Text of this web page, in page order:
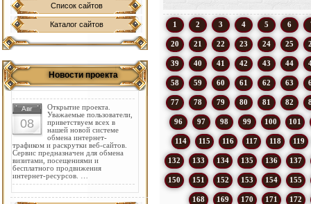
Список сайтов
Каталог сайтов
Новости проекта
Авг
08
Открытие проекта.
Уважаемые пользователи,
приветствуем всех в
нашей новой системе
обмена интернет-
трафиком и раскрутки веб-сайтов.
Сервис предназначен для обмена
визитами, посещениями и
бесплатного продвижения
интернет-ресурсов. …
1 2 3 4 5 6
20 21 22 23 24 25
39 40 41 42 43 44
58 59 60 61 62 63
77 78 79 80 81 82
96 97 98 99 100 101
114 115 116 117 118 119
132 133 134 135 136 137
150 151 152 153 154 155
168 169 170 171 172